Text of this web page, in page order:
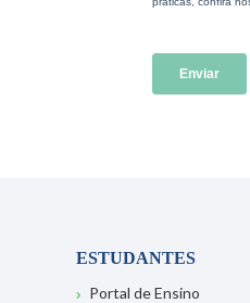
ESTUDANTES
Portal de Ensino